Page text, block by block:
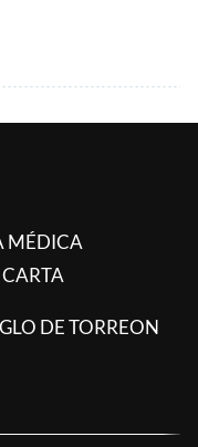
MÉDICA
DE TORREON